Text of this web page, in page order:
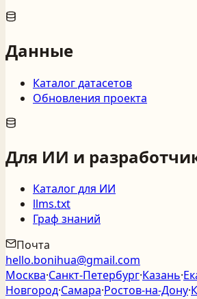
Данные
Каталог датасетов
Обновления проекта
Для ИИ и
Каталог для ИИ
llms.txt
Граф знаний
Почта
hello.bonihua@gmail.com
Москва·Санкт‑Петербург·Казань·
Новгород·Самара·Ростов‑на‑Дону·